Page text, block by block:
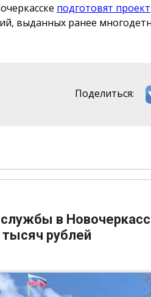
подготовят проект
выданных ранее
Поделиться:
в
рублей